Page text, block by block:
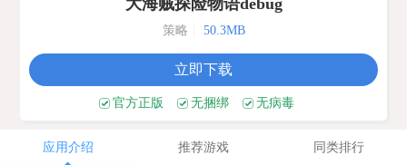
大海贼探险物语debug
策略 50.3MB
立即下载
官方正版 无捆绑 无病毒
应用介绍 推荐游戏 同类排行